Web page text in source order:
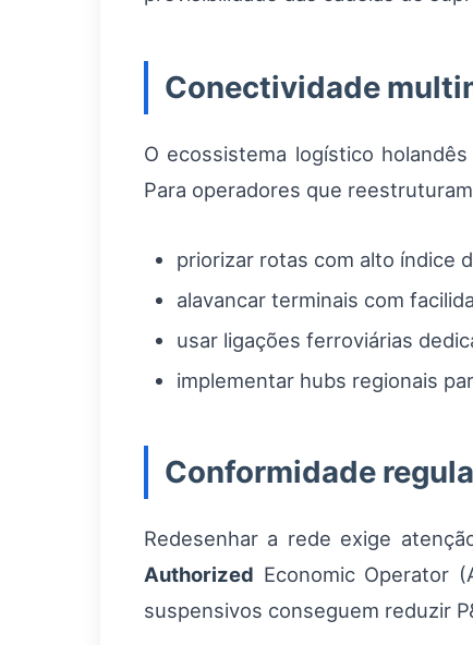
Conectividade
O ecossistema logístico
Para operadores que
priorizar rotas com alto índice
alavancar terminais com
usar ligações ferroviárias
implementar hubs regionais
Conformidade
Redesenhar a rede exige
Authorized Economic Operator
suspensivos conseguem reduzir